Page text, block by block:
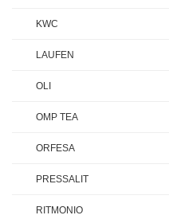
KWC
LAUFEN
OLI
OMP TEA
ORFESA
PRESSALIT
RITMONIO